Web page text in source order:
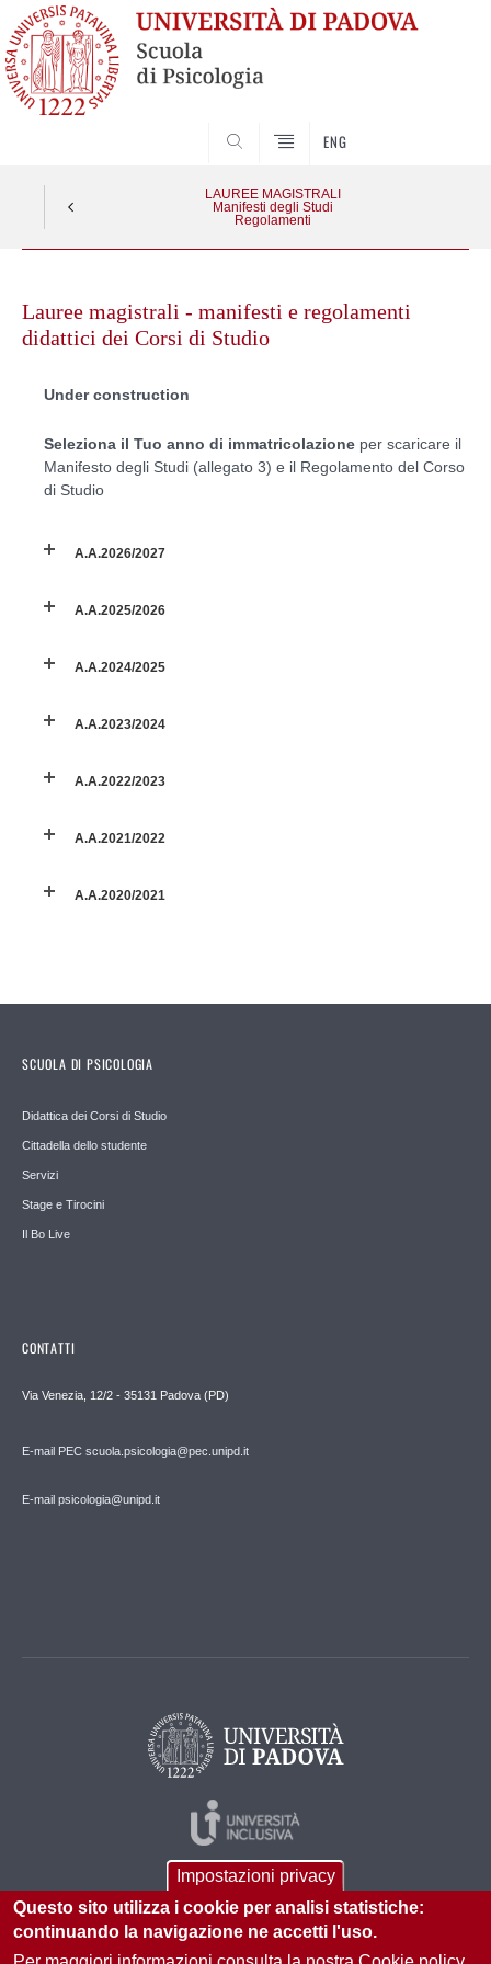
ENG
LAUREE MAGISTRALI
Manifesti degli Studi
Regolamenti
contentLauree magistrali - manifesti e regolamenti
didattici dei Corsi di Studio
Under construction
Seleziona il Tuo anno di immatricolazione per scaricare il
Manifesto degli Studi (allegato 3) e il Regolamento del Corso
di Studio
A.A.2026/2027
A.A.2025/2026
A.A.2024/2025
A.A.2023/2024
A.A.2022/2023
A.A.2021/2022
A.A.2020/2021
SCUOLA DI PSICOLOGIA
Didattica dei Corsi di Studio
Cittadella dello studente
Servizi
Stage e Tirocini
Il Bo Live
CONTATTI
Via Venezia, 12/2 - 35131 Padova (PD)
E-mail PEC scuola.psicologia@pec.unipd.it
E-mail psicologia@unipd.it
Impostazioni privacy
Questo sito utilizza i cookie per analisi statistiche:
continuando la navigazione ne accetti l'uso.